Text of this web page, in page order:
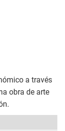
a través
obra de arte